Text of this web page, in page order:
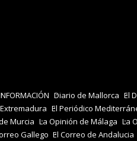
Diario de Mallorca El
El Periódico
Murcia La Opinión de Málaga La
Gallego El Correo de Andalucia